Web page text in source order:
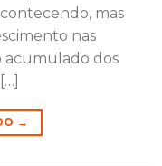
mas
nas
acumulado dos
→